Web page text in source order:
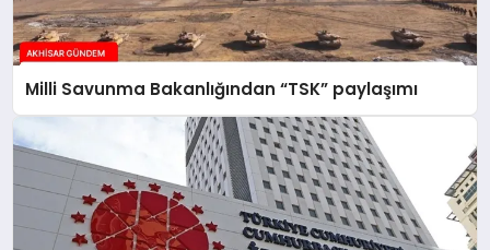
Milli Savunma Bakanlığından “TSK” paylaşımı